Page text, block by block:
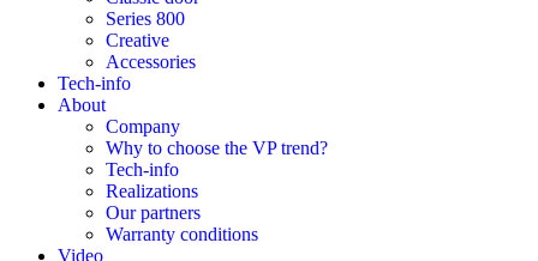
Series 800
Creative
Accessories
Tech-info
About
Company
Why to choose the VP trend?
Tech-info
Realizations
Our partners
Warranty conditions
Video